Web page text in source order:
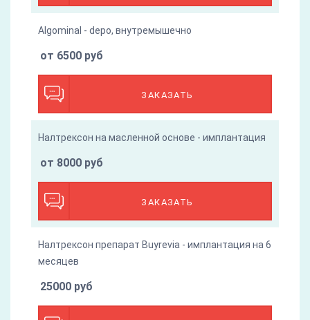
Algominal - depo, внутремышечно
ЗАКАЗАТЬ
от 6500 руб
Налтрексон на масленной основе - имплантация
ЗАКАЗАТЬ
от 8000 руб
Налтрексон препарат Buyrevia - имплантация на 6
месяцев
25000 руб